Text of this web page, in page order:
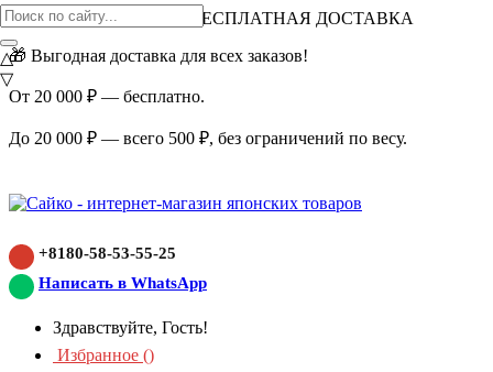
ВНИМАНИЕ АКЦИЯ!
БЕСПЛАТНАЯ ДОСТАВКА
🎁 Выгодная доставка для всех заказов!
От 20 000 ₽ — бесплатно.
До 20 000 ₽ — всего 500 ₽, без ограничений по весу.
+8180-58-53-55-25
Написать в WhatsApp
Здравствуйте, Гость!
Избранное ()
△
▽